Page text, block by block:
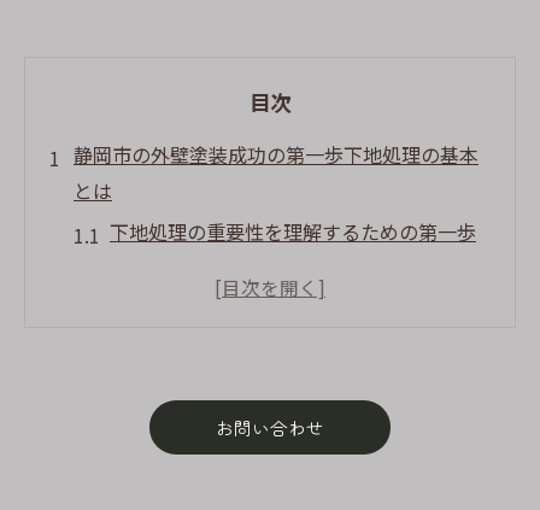
目次
静岡市の外壁塗装成功の第一歩下地処理の基本
とは
下地処理の重要性を理解するための第一歩
静岡市で必要な下地処理の基本工程
下地処理の不備がもたらす影響
成功する外壁塗装のための下地のポイント
お問い合わせ